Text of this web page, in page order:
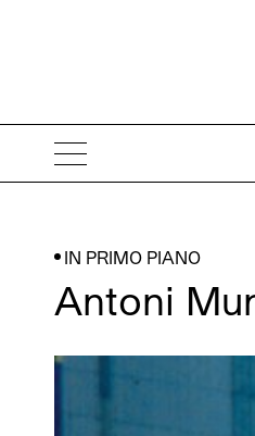
IN PRIMO PIANO
Antoni